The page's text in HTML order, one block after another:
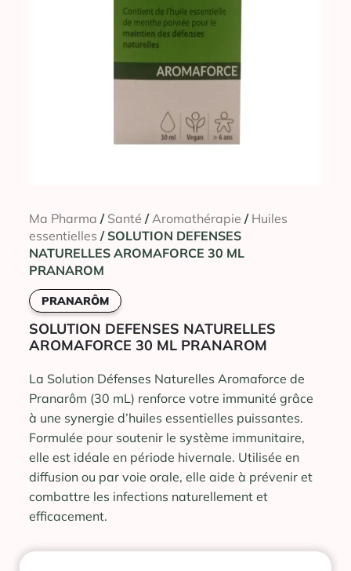
Ma Pharma / Santé /Aromathérapie / Huiles
essentielles / SOLUTION DEFENSES
NATURELLES AROMAFORCE 30 ML
PRANAROM
PRANARÔM
SOLUTION DEFENSES NATURELLES
AROMAFORCE 30 ML PRANAROM
La Solution Défenses Naturelles Aromaforce de
Pranarôm (30 mL) renforce votre immunité grâce
à une synergie d’huiles essentielles puissantes.
Formulée pour soutenir le système immunitaire,
elle est idéale en période hivernale. Utilisée en
diffusion ou par voie orale, elle aide à prévenir et
combattre les infections naturellement et
efficacement.